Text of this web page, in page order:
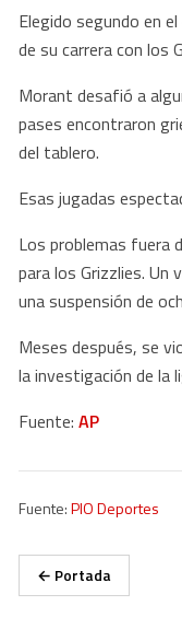
Elegido segundo en
de su carrera con los
Morant desafió a
pases encontraron
del tablero.
Esas jugadas
Los problemas fuera
para los Grizzlies. Un
una suspensión de
Meses después, se
la investigación de la
Fuente: AP
Fuente:PIO Deportes
← Portada